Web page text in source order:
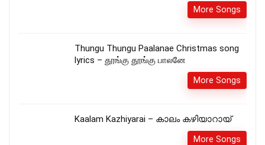
More Songs
Thungu Thungu Paalanae Christmas song
lyrics – தூங்கு தூங்கு பாலனே
More Songs
Kaalam Kazhiyarai – കാലം കഴിയാറായ്
More Songs